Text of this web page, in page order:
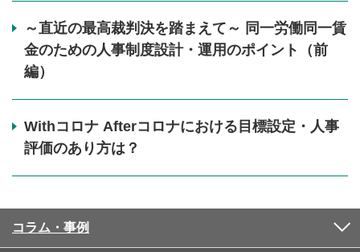
～直近の最高裁判決を踏まえて～ 同一労働同一賃
金のための人事制度設計・運用のポイント（前
編）
Withコロナ Afterコロナにおける目標設定・人事
評価のあり方は？
コラム・事例